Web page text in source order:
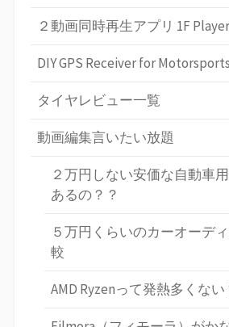
２動画同時再生アプリ 1F Player
DIY GPS Receiver for Motorsports
タイヤレビュー一覧
動画編集言いたい放題
２万円しない安価な自動車
あるの？？
５万円くらいのカーオーデ
較
AMD Ryzenって発熱多くない